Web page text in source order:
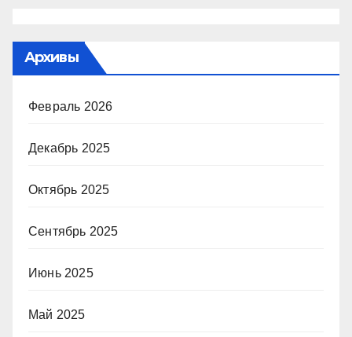
Архивы
Февраль 2026
Декабрь 2025
Октябрь 2025
Сентябрь 2025
Июнь 2025
Май 2025